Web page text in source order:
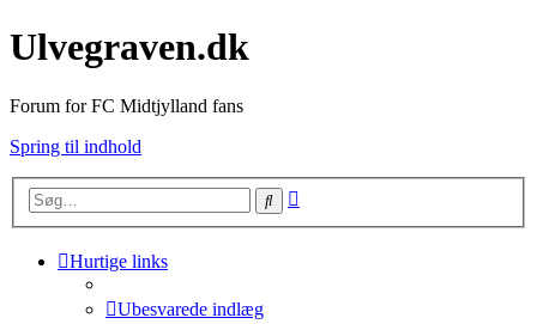
Ulvegraven.dk
Forum for FC Midtjylland fans
Spring til indhold
Søg
Hurtige links
Ubesvarede indlæg